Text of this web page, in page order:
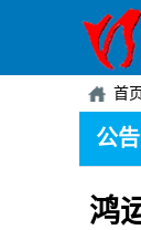
首
公
鸿